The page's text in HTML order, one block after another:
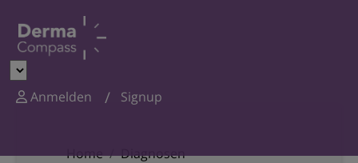
Anmelden Signup
Home
Diagnosen